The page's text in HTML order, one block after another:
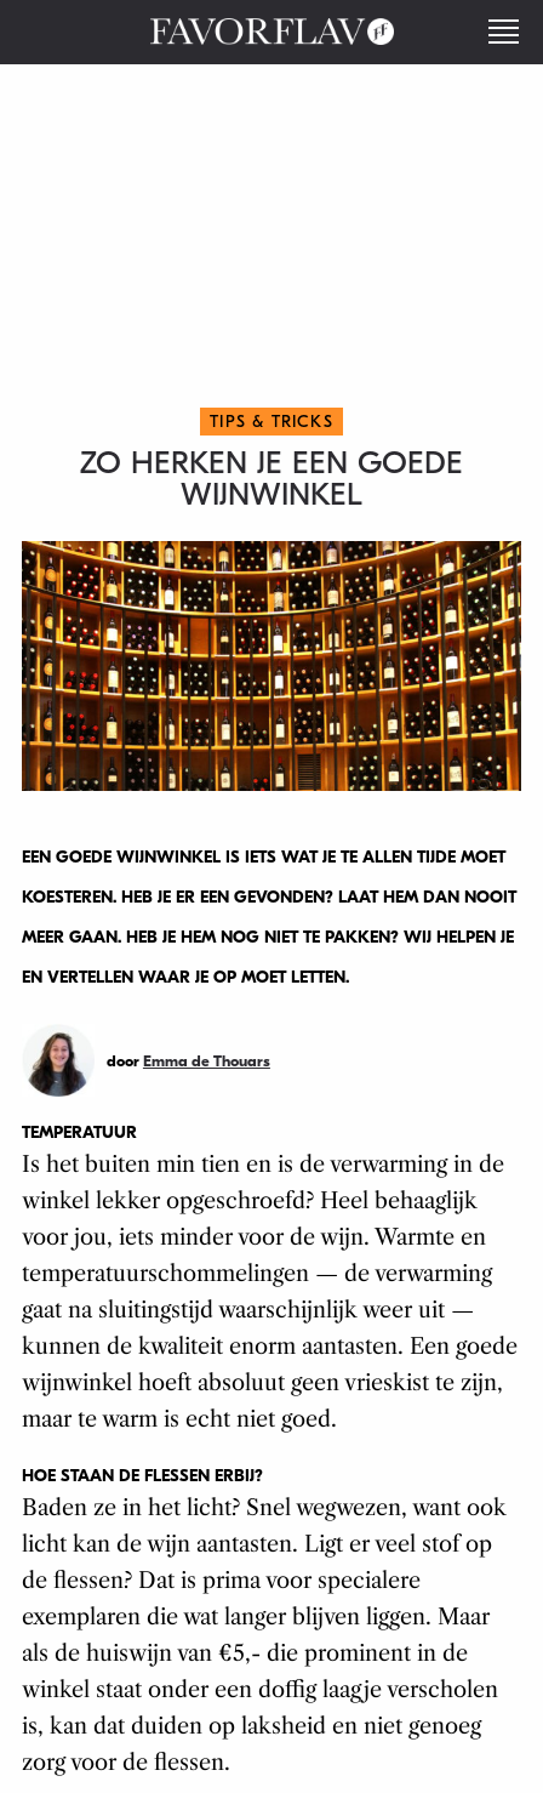
TIPS & TRICKS
ZO HERKEN JE EEN GOEDE
WIJNWINKEL
EEN GOEDE WIJNWINKEL IS IETS WAT JE TE ALLEN TIJDE MOET
KOESTEREN. HEB JE ER EEN GEVONDEN? LAAT HEM DAN NOOIT
MEER GAAN. HEB JE HEM NOG NIET TE PAKKEN? WIJ HELPEN JE
EN VERTELLEN WAAR JE OP MOET LETTEN.
door Emma de Thouars
TEMPERATUUR
Is het buiten min tien en is de verwarming in de
winkel lekker opgeschroefd? Heel behaaglijk
voor jou, iets minder voor de wijn. Warmte en
temperatuurschommelingen — de verwarming
gaat na sluitingstijd waarschijnlijk weer uit —
kunnen de kwaliteit enorm aantasten. Een goede
wijnwinkel hoeft absoluut geen vrieskist te zijn,
maar te warm is echt niet goed.
HOE STAAN DE FLESSEN ERBIJ?
Baden ze in het licht? Snel wegwezen, want ook
licht kan de wijn aantasten. Ligt er veel stof op
de flessen? Dat is prima voor specialere
exemplaren die wat langer blijven liggen. Maar
als de huiswijn van €5,- die prominent in de
winkel staat onder een doffig laagje verscholen
is, kan dat duiden op laksheid en niet genoeg
zorg voor de flessen.